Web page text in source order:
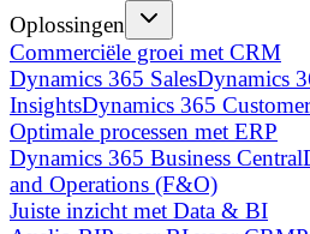
Oplossingen
Commerciële groei met CRM
Dynamics 365 SalesDynamics
InsightsDynamics 365
Optimale processen met ERP
Dynamics 365 Business Central
and Operations (F&O)
Juiste inzicht met Data & BI